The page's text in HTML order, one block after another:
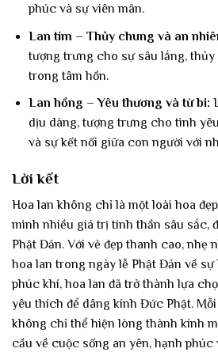
phúc và sự viên mãn.
Lan tím – Thủy chung và an
tượng trưng cho sự sâu lắng,
trong tâm hồn.
Lan hồng – Yêu thương và từ bi:
dịu dàng, tượng trưng cho tình
và sự kết nối giữa con người với
Lời kết
Hoa lan không chỉ là một loài hoa
mình nhiều giá trị tinh thần sâu sắc,
Phật Đản. Với vẻ đẹp thanh cao, nhẹ
hoa lan trong ngày lễ Phật Đản về sự
phúc khí, hoa lan đã trở thành lựa
yêu thích để dâng kính Đức Phật.
không chỉ thể hiện lòng thành kính
cầu về cuộc sống an yên, hạnh